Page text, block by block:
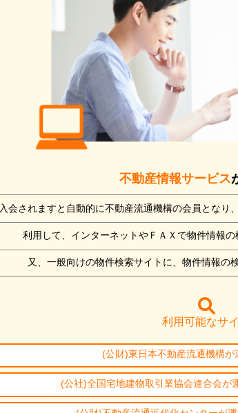
不動産情報サービス
入会されますと自動的に不動産流通機構の会員となり
利用して、インターネットやＦＡＸで物件情報の
又、一般向けの物件検索サイトに、物件情報の
利用可能なサ
(公財)東日本不動産流通機構が
(公社)全国宅地建物取引業協会連合会が